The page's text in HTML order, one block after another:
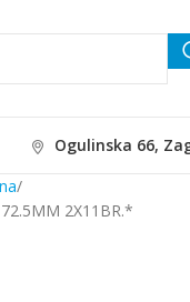
Ogulinska 66,
2X11BR.*